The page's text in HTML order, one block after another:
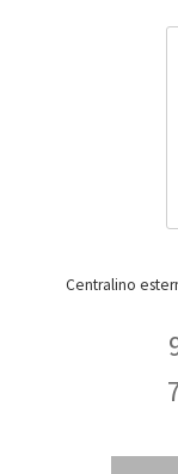
Centralino